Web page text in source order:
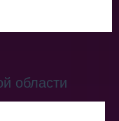
области